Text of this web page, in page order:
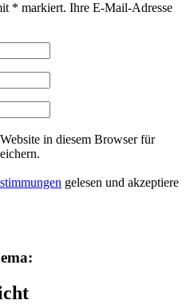
* markiert. Ihre E-Mail-Adresse
in diesem Browser für
gelesen und akzeptiere